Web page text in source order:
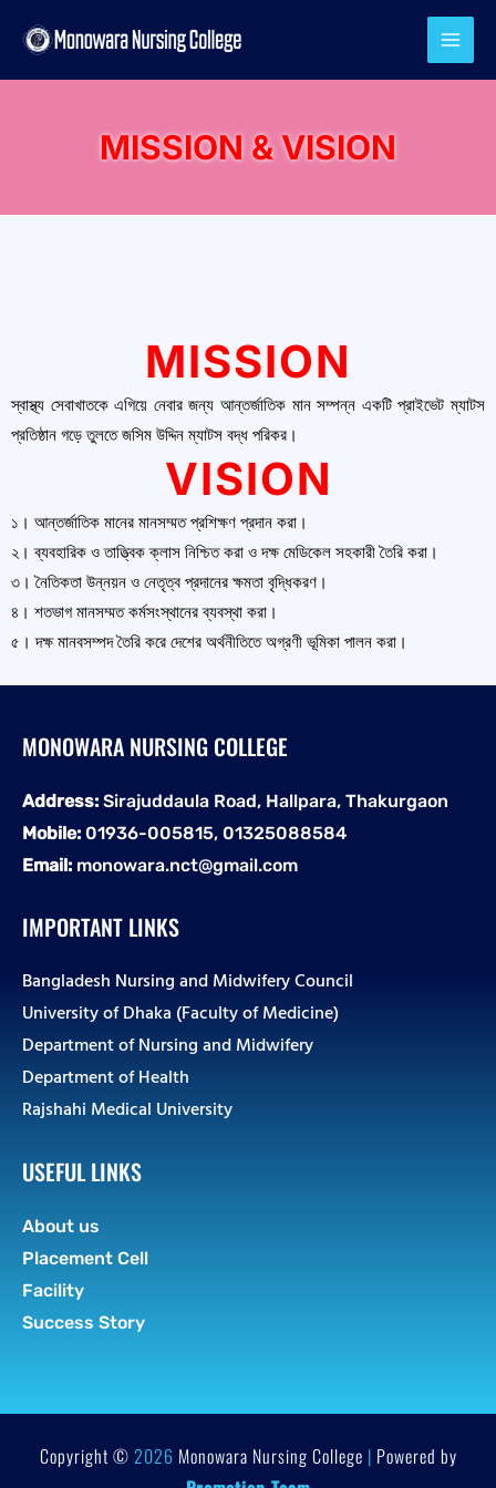
MISSION & VISION
MISSION
স্বাস্থ্য সেবাখাতকে এগিয়ে নেবার জন্য আন্তর্জাতিক মান সম্পন্ন একটি প্রাইভেট ম্যাটস
প্রতিষ্ঠান গড়ে তুলতে জসিম উদ্দিন ম্যাটস বদ্ধ পরিকর।
VISION
১। আন্তর্জাতিক মানের মানসম্মত প্রশিক্ষণ প্রদান করা।
২। ব্যবহারিক ও তাত্ত্বিক ক্লাস নিশ্চিত করা ও দক্ষ মেডিকেল সহকারী তৈরি করা।
৩। নৈতিকতা উন্নয়ন ও নেতৃত্ব প্রদানের ক্ষমতা বৃদ্ধিকরণ।
৪। শতভাগ মানসম্মত কর্মসংস্থানের ব্যবস্থা করা।
৫। দক্ষ মানবসম্পদ তৈরি করে দেশের অর্থনীতিতে অগ্রণী ভূমিকা পালন করা।
MONOWARA NURSING COLLEGE
Address: Sirajuddaula Road, Hallpara, Thakurgaon
Mobile: 01936-005815, 01325088584
Email: monowara.nct@gmail.com
IMPORTANT LINKS
Bangladesh Nursing and Midwifery Council
University of Dhaka (Faculty of Medicine)
Department of Nursing and Midwifery
Department of Health
Rajshahi Medical University
USEFUL LINKS
About us
Placement Cell
Facility
Success Story
Copyright © 2026 Monowara Nursing College | Powered by